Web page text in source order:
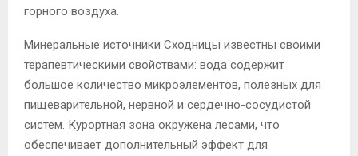
горного воздуха.
Минеральные источники Сходницы известны своими
терапевтическими свойствами: вода содержит
большое количество микроэлементов, полезных для
пищеварительной, нервной и сердечно-сосудистой
систем. Курортная зона окружена лесами, что
обеспечивает дополнительный эффект для